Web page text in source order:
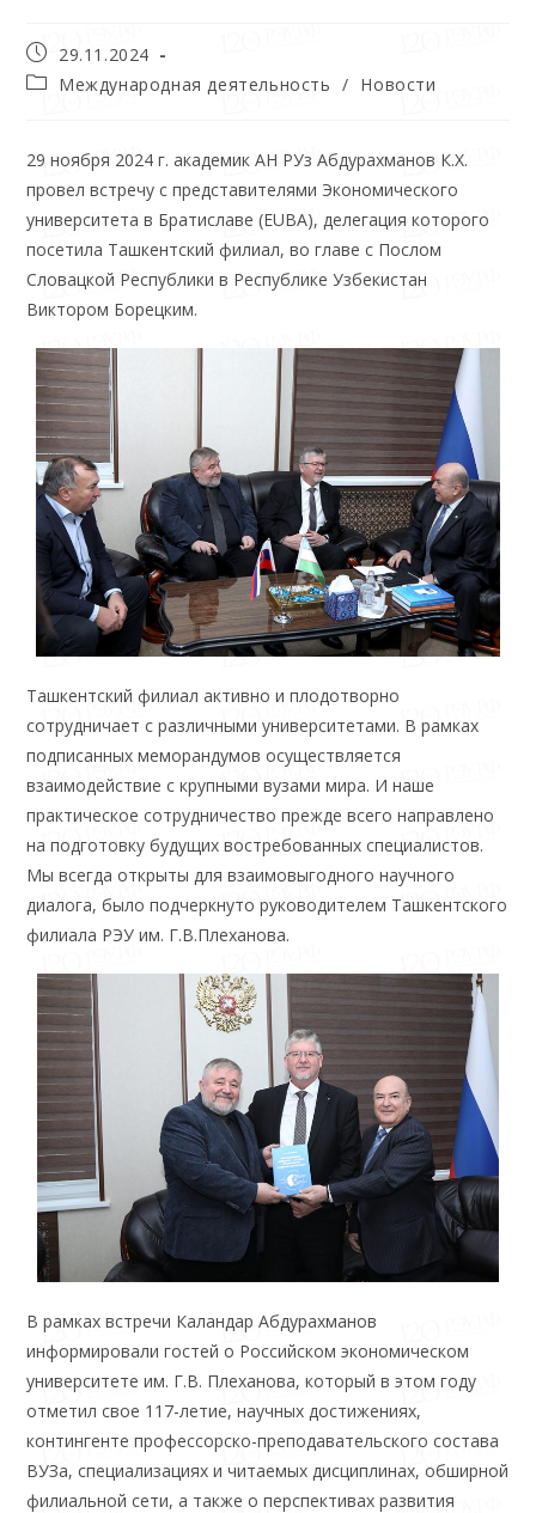
29.11.2024
Международная деятельность / Новости
29 ноября 2024 г. академик АН РУз Абдурахманов К.Х.
провел встречу с представителями Экономического
университета в Братиславе (EUBA), делегация которого
посетила Ташкентский филиал, во главе с Послом
Словацкой Республики в Республике Узбекистан
Виктором Борецким.
Ташкентский филиал активно и плодотворно
сотрудничает с различными университетами. В рамках
подписанных меморандумов осуществляется
взаимодействие с крупными вузами мира. И наше
практическое сотрудничество прежде всего направлено
на подготовку будущих востребованных специалистов.
Мы всегда открыты для взаимовыгодного научного
диалога, было подчеркнуто руководителем Ташкентского
филиала РЭУ им. Г.В.Плеханова.
В рамках встречи Каландар Абдурахманов
информировали гостей о Российском экономическом
университете им. Г.В. Плеханова, который в этом году
отметил свое 117-летие, научных достижениях,
контингенте профессорско-преподавательского состава
ВУЗа, специализациях и читаемых дисциплинах, обширной
филиальной сети, а также о перспективах развития